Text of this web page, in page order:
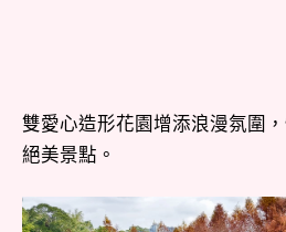
雙愛心造形花園增添浪漫氛圍
絕美景點。